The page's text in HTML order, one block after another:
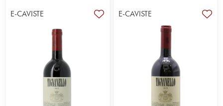
E-CAVISTE E-CAVISTE